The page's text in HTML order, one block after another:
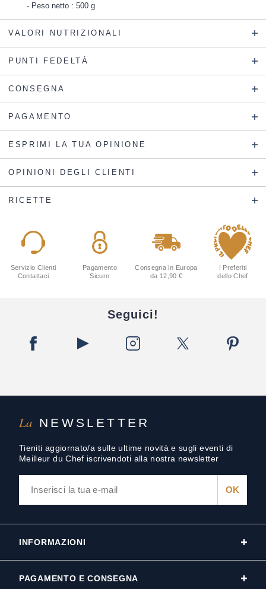
Peso netto : 500 g
VALORI NUTRIZIONALI
PUNTI FEDELTÀ
CONSEGNA
PAGAMENTO
ESPRIMI LA TUA OPINIONE
OPINIONI DEGLI CLIENTI
RICETTE
La NEWSLETTER
Tieniti aggiornato/a sulle ultime novità e sugli eventi di
Meilleur du Chef iscrivendoti alla nostra newsletter
Servizio Clienti
Contattaci
Pagamento
Sicuro
Consegna in Europa
da 12,90 €
I Preferiti
dello Chef
Seguici!
INFORMAZIONI
PAGAMENTO E CONSEGNA